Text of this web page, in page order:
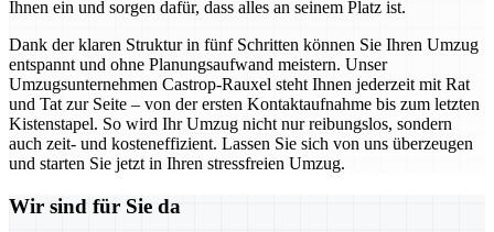
Ihnen ein und sorgen dafür, dass alles an seinem Platz ist.
Dank der klaren Struktur in fünf Schritten können Sie Ihren Umzug
entspannt und ohne Planungsaufwand meistern. Unser
Umzugsunternehmen Castrop-Rauxel steht Ihnen jederzeit mit Rat
und Tat zur Seite – von der ersten Kontaktaufnahme bis zum letzten
Kistenstapel. So wird Ihr Umzug nicht nur reibungslos, sondern
auch zeit- und kosteneffizient. Lassen Sie sich von uns überzeugen
und starten Sie jetzt in Ihren stressfreien Umzug.
Wir sind für Sie da